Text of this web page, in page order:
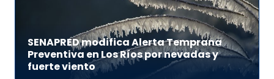
SENAPRED modifica Alerta Temprana
Preventiva en Los Ríos por nevadas y
fuerte viento